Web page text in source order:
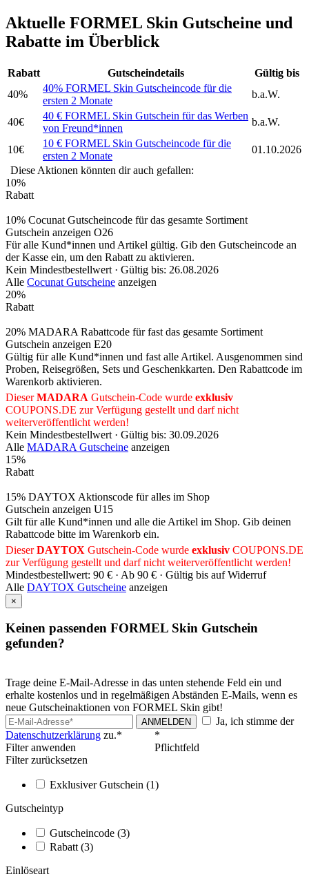
Aktuelle FORMEL Skin Gutscheine und
Rabatte im Überblick
Rabatt Gutscheindetails
Gültig bis
40%
40% FORMEL Skin Gutscheincode für die
ersten 2 Monate
b.a.W.
40€
40 € FORMEL Skin Gutschein für das Werben
von Freund*innen
b.a.W.
10€
10 € FORMEL Skin Gutscheincode für die
ersten 2 Monate
01.10.2026
Diese Aktionen könnten dir auch gefallen:
10%
Rabatt
10% Cocunat Gutscheincode für das gesamte Sortiment
Gutschein anzeigen O26
Für alle Kund*innen und Artikel gültig. Gib den Gutscheincode an
der Kasse ein, um den Rabatt zu aktivieren.
Kein Mindestbestellwert · Gültig bis: 26.08.2026
Alle Cocunat Gutscheine anzeigen
20%
Rabatt
20% MADARA Rabattcode für fast das gesamte Sortiment
Gutschein anzeigen E20
Gültig für alle Kund*innen und fast alle Artikel. Ausgenommen sind
Proben, Reisegrößen, Sets und Geschenkkarten. Den Rabattcode im
Warenkorb aktivieren.
DieserMADARA Gutschein-Code wurde exklusiv
COUPONS.DE zur Verfügung gestellt und darf nicht
weiterveröffentlicht werden!
Kein Mindestbestellwert · Gültig bis: 30.09.2026
Alle MADARA Gutscheine anzeigen
15%
Rabatt
15% DAYTOX Aktionscode für alles im Shop
Gutschein anzeigen U15
Gilt für alle Kund*innen und alle die Artikel im Shop. Gib deinen
Rabattcode bitte im Warenkorb ein.
DieserDAYTOX Gutschein-Code wurde exklusiv COUPONS.DE
zur Verfügung gestellt und darf nicht weiterveröffentlicht werden!
Mindestbestellwert: 90 € · Ab 90 € · Gültig bis auf Widerruf
Alle DAYTOX Gutscheine anzeigen
×
Keinen passenden FORMEL Skin Gutschein
gefunden?
Trage deine E-Mail-Adresse in das unten stehende Feld ein und
erhalte kostenlos und in regelmäßigen Abständen E-Mails, wenn es
neue Gutscheinaktionen von FORMEL Skin gibt!
ANMELDEN
Ja, ich stimme der
Datenschutzerklärung zu.*
*
Pflichtfeld
Filter anwenden
Filter zurücksetzen
Exklusiver Gutschein (1)
Gutscheintyp
Gutscheincode (3)
Rabatt (3)
Einlöseart